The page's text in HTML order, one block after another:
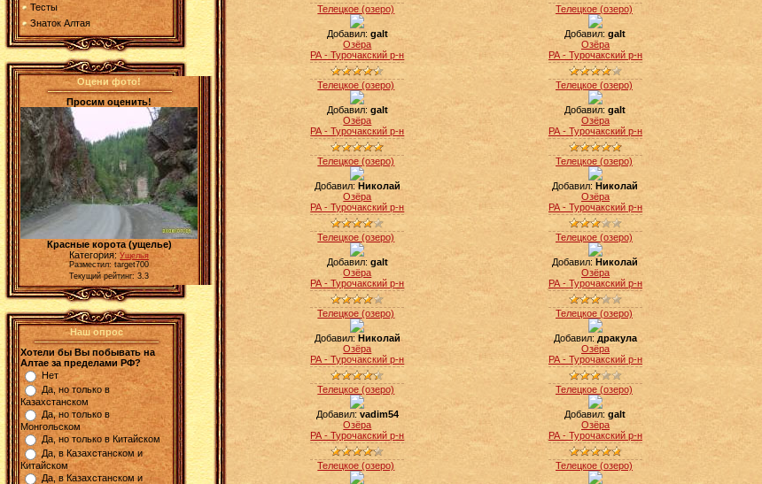
Тесты
Знаток Алтая
Оцени фото!
Просим оценить!
Красные корота (ущелье)
Категория:Ущелья
Разместил: target700
Текущий рейтинг: 3.3
Наш опрос
Хотели бы Вы побывать на
Алтае за пределами РФ?
Нет
Да, но только в
Казахстанском
Да, но только в
Монгольском
Да, но только в Китайском
Да, в Казахстанском и
Китайском
Да, в Казахстанском и
Телецкое (озеро)
Добавил: galt
Озёра
РА - Турочакский р-н
Телецкое (озеро)
Добавил:galt
Озёра
РА - Турочакский р-н
Телецкое (озеро)
Добавил: galt
Озёра
РА - Турочакский р-н
Телецкое (озеро)
Добавил:galt
Озёра
РА - Турочакский р-н
Телецкое (озеро)
Добавил: Николай
Озёра
РА - Турочакский р-н
Телецкое (озеро)
Добавил:Николай
Озёра
РА - Турочакский р-н
Телецкое (озеро)
Добавил: galt
Озёра
РА - Турочакский р-н
Телецкое (озеро)
Добавил:Николай
Озёра
РА - Турочакский р-н
Телецкое (озеро)
Добавил: Николай
Озёра
РА - Турочакский р-н
Телецкое (озеро)
Добавил: дракула
Озёра
РА - Турочакский р-н
Телецкое (озеро)
Добавил: vadim54
Озёра
РА - Турочакский р-н
Телецкое (озеро)
Добавил:galt
Озёра
РА - Турочакский р-н
Телецкое (озеро) Телецкое (озеро)